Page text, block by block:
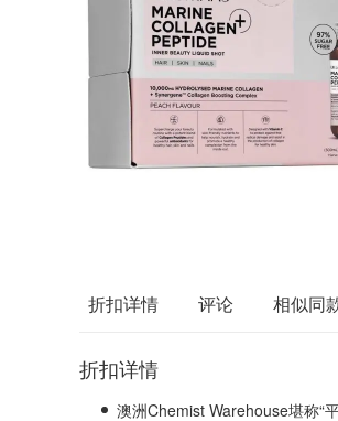
折扣详情 评论 相似同
折扣详情
澳洲Chemist Warehouse堪称“